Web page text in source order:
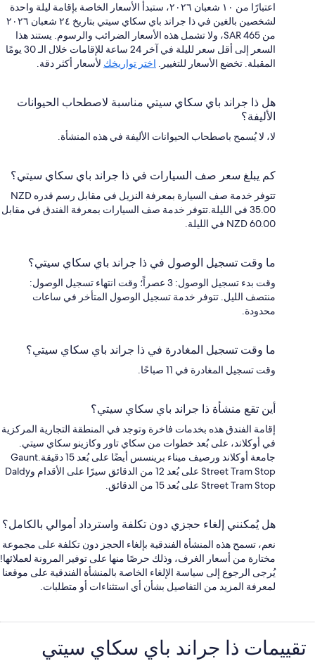
اعتبارًا من ١٠ شعبان ٢٠٢٦، ستبدأ الأسعار الخاصة بإقامة ليلة واحدة
لشخصين بالغين في ذا جراند باي سكاي سيتي بتاريخ ٢٤ شعبان ٢٠٢٦
من SAR 465، ولا تشمل هذه الأسعار الضرائب والرسوم. يستند هذا
السعر إلى أقل سعر لليلة في آخر 24 ساعة للإقامات خلال الـ 30 يومًا
المقبلة. تخضع الأسعار للتغيير. اختر تواريخك لأسعار أكثر دقة.
هل ذا جراند باي سكاي سيتي مناسبة لاصطحاب الحيوانات
الأليفة؟
لا، لا يُسمح باصطحاب الحيوانات الأليفة في هذه المنشأة.
كم يبلغ سعر صف السيارات في ذا جراند باي سكاي سيتي؟
تتوفر خدمة صف السيارة بمعرفة النزيل في مقابل رسم قدره NZD
35.00 في الليلة.تتوفر خدمة صف السيارات بمعرفة الفندق في مقابل
NZD 60.00 في الليلة.
ما وقت تسجيل الوصول في ذا جراند باي سكاي سيتي؟
وقت بدء تسجيل الوصول: 3 عصراً؛ وقت انتهاء تسجيل الوصول:
منتصف الليل. تتوفر خدمة تسجيل الوصول المتأخر في ساعات
محدودة.
ما وقت تسجيل المغادرة في ذا جراند باي سكاي سيتي؟
وقت تسجيل المغادرة في 11 صباحًا.
أين تقع منشأة ذا جراند باي سكاي سيتي؟
إقامة الفندق هذه بخدمات فاخرة وتوجد في المنطقة التجارية المركزية
في أوكلاند، على بُعد خطوات من سكاي تاور وكازينو سكاي سيتي.
جامعة أوكلاند ورصيف ميناء برينسس أيضًا على بُعد 15 دقيقة.Gaunt
Street Tram Stop على بُعد 12 من الدقائق سيرًا على الأقدام وDaldy
Street Tram Stop على بُعد 15 من الدقائق.
هل يُمكنني إلغاء حجزي دون تكلفة واسترداد أموالي بالكامل؟
نعم، تسمح هذه المنشأة الفندقية بإلغاء الحجز دون تكلفة على مجموعة
مختارة من أسعار الغرف، وذلك حرصًا منها على توفير المرونة لعملائها!
يُرجى الرجوع إلى سياسة الإلغاء الخاصة بالمنشأة الفندقية على موقعنا
لمعرفة المزيد من التفاصيل بشأن أي استثناءات أو متطلبات.
التقييمات
تقييمات ⁦ذا جراند باي سكاي سيتي⁩